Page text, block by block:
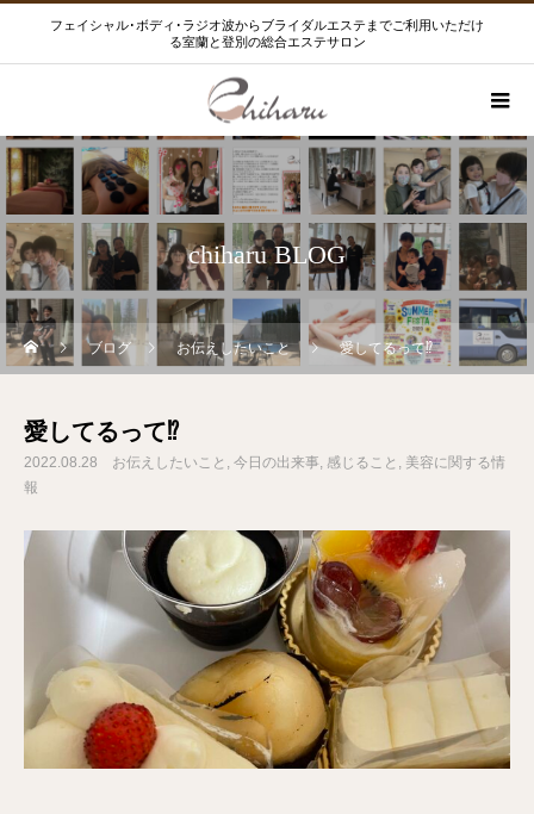
フェイシャル･ボディ･ラジオ波からブライダルエステまでご利用いただけ
る室蘭と登別の総合エステサロン
chiharu BLOG
ブログ お伝えしたいこと 愛してるって⁉️
愛してるって⁉️
2022.08.28 お伝えしたいこと 今日の出来事 感じること
美容に関する情
報